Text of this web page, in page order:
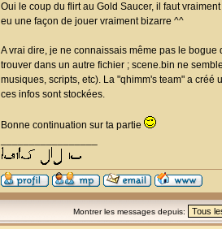
Oui le coup du flirt au Gold Saucer, il faut
eu une façon de jouer vraiment bizarre ^^
A vrai dire, je ne connaissais même pas le
trouver dans un autre fichier ; scene.bin ne
musiques, scripts, etc). La "qhimm's team" a
ces infos sont stockées.
Bonne continuation sur ta partie
Montrer les messages depuis: